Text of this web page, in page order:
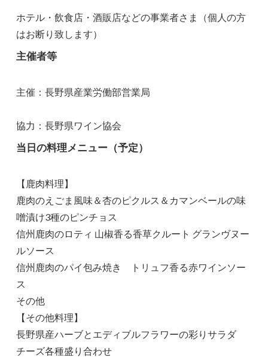
ホテル・飲食店・酒販店などの事業者さま（個人の方
はお断り致します）
主催者等
主催：長野県産業労働部営業局
協力：長野県ワイン協会
当日の料理メニュー（予定）
【鹿肉料理】
鹿肉のえごま風味＆杏のピクルス＆カマンベールの味
噌漬け3種のピンチョス
信州鹿肉のロティ 山椒香る香草クルート グランヴヌー
ルソース
信州鹿肉のパイ包み焼き トリュフ香る赤ワインソー
ス
その他
【その他料理】
長野県産ハーブとエディブルフラワーの彩りサラダ
チーズ各種盛り合わせ